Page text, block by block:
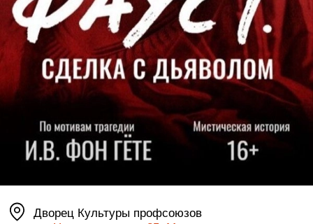
Дворец Культуры профсоюзов